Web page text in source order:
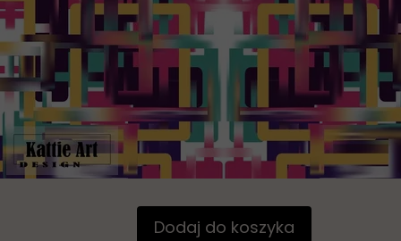
Dodaj do koszyka